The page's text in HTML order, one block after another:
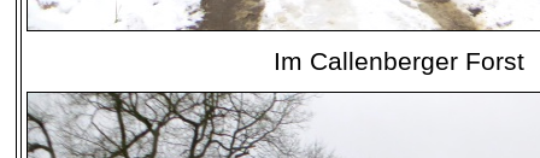
Im Callenberger Forst